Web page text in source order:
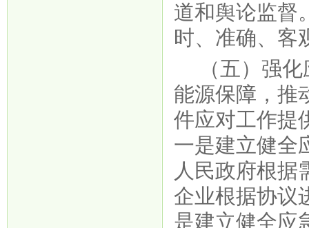
道和舆论监督
时、准确、客
（五）强
能源保障，推
件应对工作提
一是建立健全
人民政府根据
企业根据协议
是建立健全应